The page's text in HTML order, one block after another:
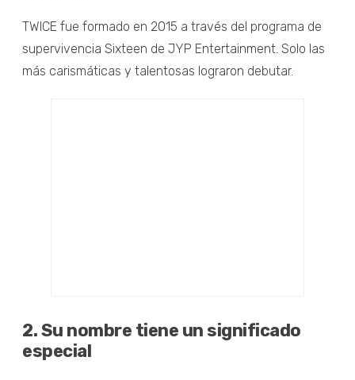
TWICE fue formado en 2015 a través del programa de
supervivencia Sixteen de JYP Entertainment. Solo las
más carismáticas y talentosas lograron debutar.
2. Su nombre tiene un significado
especial